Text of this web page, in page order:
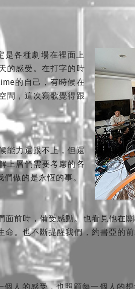
是各種劇場在裡面上
的感受。在打字的時
的自己，有時候在
間，這次寫歌覺得跟
能力還跟不上，但還
上層們需要考慮的各
做的是永恆的事。
前時，備受感動。也看見他在
。也不斷提醒我們，約書亞的
人的感受，也照顧每一個人的